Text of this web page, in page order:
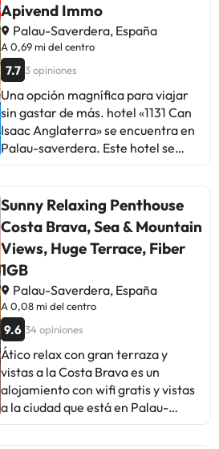
Apivend Immo
Palau-Saverdera, España
A 0,69 mi del centro
7.7 3 opiniones
Una opción magnífica para viajar
sin gastar de más. hotel «1131 Can
Isaac Anglaterra» se encuentra en
Palau-saverdera. Este hotel se
recorrer a pie el área residencial
de el hotel. Lugares cercanos:
Dolmen Barraca d'en Rabert,
Dolmen de les Vinyes Mortes II y
University of Perpignan.
Sunny Relaxing Penthouse
Costa Brava, Sea & Mountain
Views, Huge Terrace, Fiber
1GB
Palau-Saverdera, España
A 0,08 mi del centro
9.6 34 opiniones
Ático relax con gran terraza y
vistas a la Costa Brava es un
alojamiento con wifi gratis y vistas
a la ciudad que está en Palau-